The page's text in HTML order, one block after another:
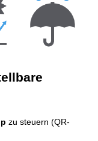
zu steuern (QR-